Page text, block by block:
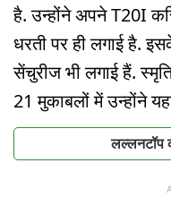
है. उन्होंने अपने T20I
धरती पर ही लगाई है.
सेंचुरीज भी लगाई हैं.
21 मुकाबलों में उन्होंने
लल्लनटॉप